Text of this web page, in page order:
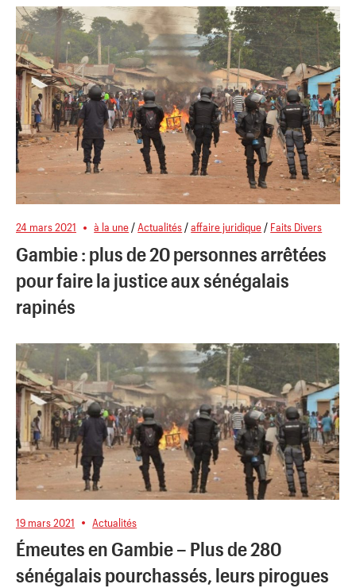
24 mars 2021 à la une /Actualités /affaire juridique / Faits Divers
Gambie : plus de 20 personnes arrêtées
pour faire la justice aux sénégalais
rapinés
19 mars 2021 Actualités
Émeutes en Gambie – Plus de 280
sénégalais pourchassés, leurs pirogues